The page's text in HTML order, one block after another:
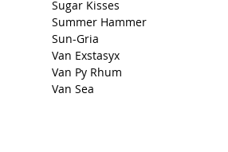
Sugar Kisses
Summer Hammer
Sun-Gria
Van Exstasyx
Van Py Rhum
Van Sea